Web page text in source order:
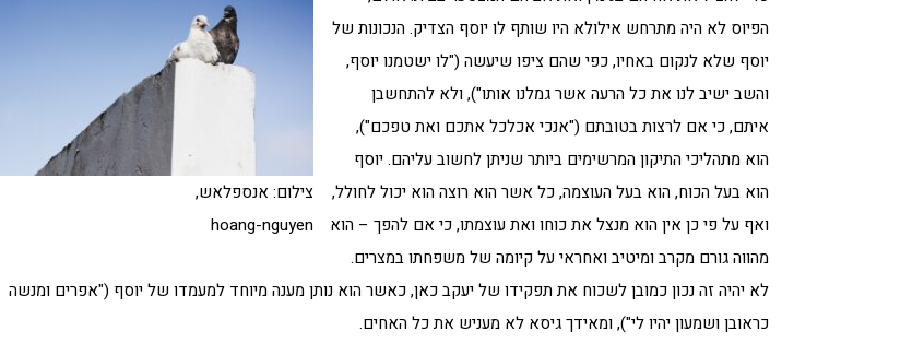
צילום: אנספלאש,
hoang-nguyen
הפיוס לא היה מתרחש אילולא היו שותף לו יוסף הצדיק. הנכונות של
יוסף שלא לנקום באחיו, כפי שהם ציפו שיעשה ("לו ישטמנו יוסף,
והשב ישיב לנו את כל הרעה אשר גמלנו אותו"), ולא להתחשבן
איתם, כי אם לרצות בטובתם ("אנכי אכלכל אתכם ואת טפכם"),
הוא מתהליכי התיקון המרשימים ביותר שניתן לחשוב עליהם. יוסף
הוא בעל הכוח, הוא בעל העוצמה, כל אשר הוא רוצה הוא יכול לחולל,
ואף על פי כן אין הוא מנצל את כוחו ואת עוצמתו, כי אם להפך – הוא
מהווה גורם מקרב ומיטיב ואחראי על קיומה של משפחתו במצרים.
לא יהיה זה נכון כמובן לשכוח את תפקידו של יעקב כאן, כאשר הוא נותן מענה מיוחד למעמדו של יוסף ("אפרים ומנשה
כראובן ושמעון יהיו לי"), ומאידך גיסא לא מעניש את כל האחים.